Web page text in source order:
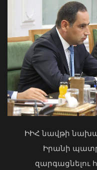
Զելենսկին
հայտնել ԱՄՆ
պատժամիջոցների
հավանություն
08 Օգոստոս, 2026 17:38
Մկրտության
Արտաշատում 14
ախտանիշներով
02 Օգոստոս, 2026 15:06
ԻԻՀ նավթի
Իրանի
զարգացնելու